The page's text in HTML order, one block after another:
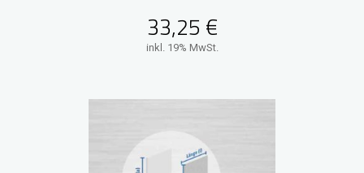
33,25 €
inkl. 19% MwSt.